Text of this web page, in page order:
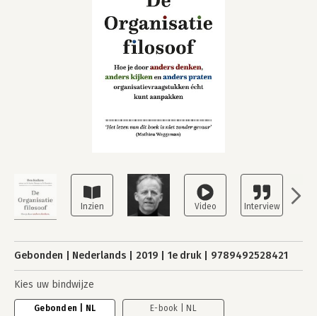
Gebonden Nederlands 2019 1e druk 9789492528421
Kies uw bindwijze
Gebonden | NL E-book | NL